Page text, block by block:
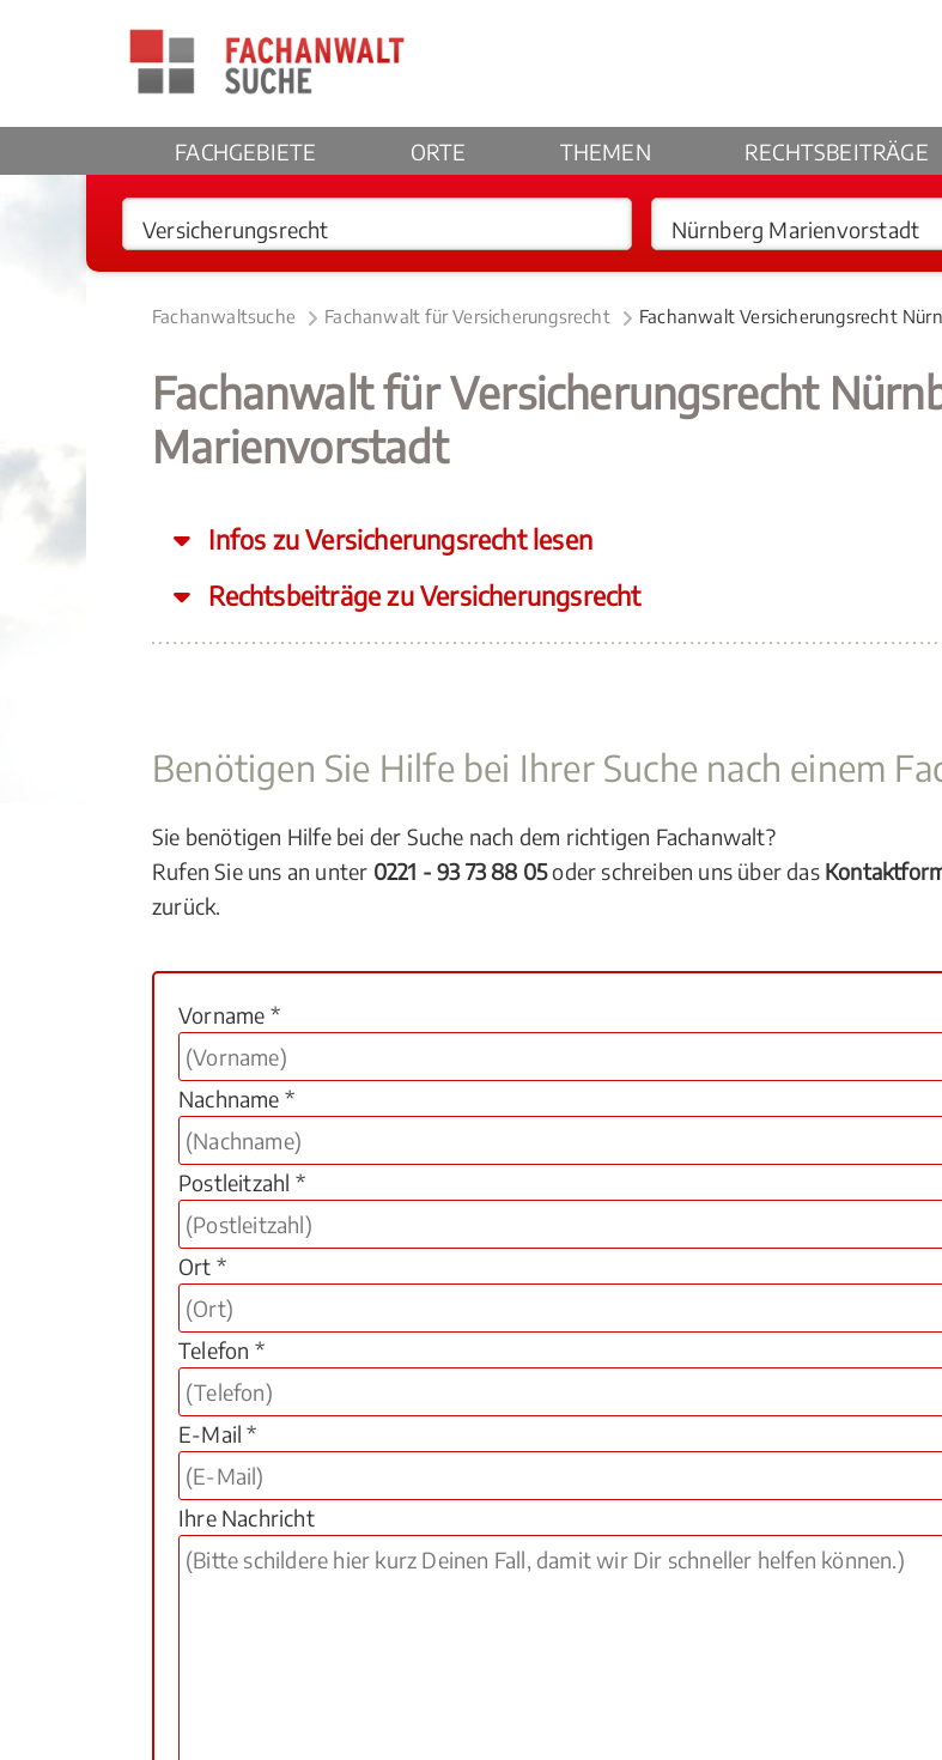
FACHGEBIETE ORTE THEMEN RECHTSBEITRÄGE
Fachanwaltsuche Fachanwalt für Versicherungsrecht Fachanwalt Versicherungsrecht
Fachanwalt für Versicherungsrecht
Marienvorstadt
Infos zu Versicherungsrecht lesen
Rechtsbeiträge zu Versicherungsrecht
Benötigen Sie Hilfe bei Ihrer Suche nach einem
Sie benötigen Hilfe bei der Suche nach dem richtigen Fachanwalt?
Rufen Sie uns an unter 0221 - 93 73 88 05oder schreiben uns über das
zurück.
Vorname *
Nachname *
Postleitzahl *
Ort *
Telefon *
E-Mail *
Ihre Nachricht